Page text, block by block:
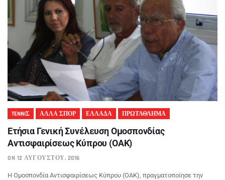
TENNIΣ ΑΛΛΑ ΣΠΟΡ ΕΛΛΑΔΑ ΠΡΩΤΑΘΛΗΜΑ
Ετήσια Γενική Συνέλευση Ομοσπονδίας
Αντισφαιρίσεως Κύπρου (ΟΑΚ)
ON 12 ΑΥΓΟΎΣΤΟΥ, 2016
H Ομοσπονδία Αντισφαιρίσεως Κύπρου (ΟΑΚ), πραγματοποίησε την